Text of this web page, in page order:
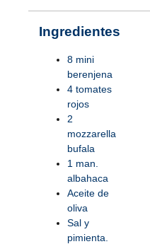
Ingredientes
8 mini
berenjena
4 tomates
rojos
2
mozzarella
bufala
1 man.
albahaca
Aceite de
oliva
Sal y
pimienta.